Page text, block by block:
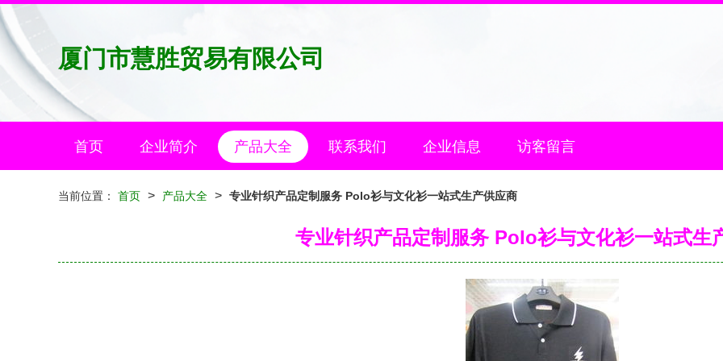
厦门市慧胜贸易有限公司
首页 企业简介 产品大全 联系我们 企业信息 访客留言
当前位置： 首页 > 产品大全 > 专业针织产品定制服务 Polo衫与文化衫一站式生产供应商
专业针织产品定制服务 Polo衫与文化衫一站式生